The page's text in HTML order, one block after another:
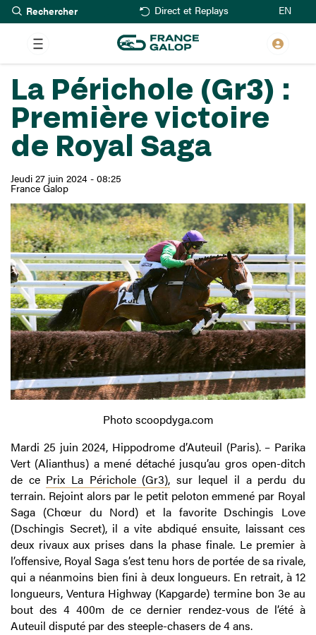
Aller
au
contenu
principal
Rechercher Direct et Replays EN
La Périchole (Gr3) :
Première victoire
de Royal Saga
Jeudi 27 juin 2024 - 08:25
France Galop
Photo scoopdyga.com
Mardi 25 juin 2024, Hippodrome d’Auteuil (Paris). – Parika
Vert (Alianthus) a mené détaché jusqu’au gros open-ditch
de ce Prix La Périchole (Gr3), sur lequel il a perdu du
terrain. Rejoint alors par le petit peloton emmené par Royal
Saga (Chœur du Nord) et la favorite Dschingis Love
(Dschingis Secret), il a vite abdiqué ensuite, laissant ces
deux rivaux aux prises dans la phase finale. Le premier à
l’offensive, Royal Saga s’est tenu hors de portée de sa rivale,
qui a néanmoins bien fini à deux longueurs. En retrait, à 12
longueurs, Ventura Highway (Kapgarde) termine bon 3e au
bout des 4 400m de ce dernier rendez-vous de l’été à
Auteuil disputé par des steeple-chasers de 4 ans.